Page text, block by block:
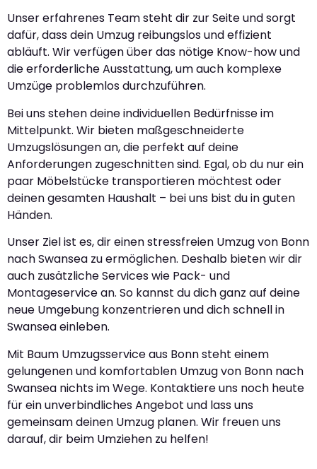
Unser erfahrenes Team steht dir zur Seite und sorgt
dafür, dass dein Umzug reibungslos und effizient
abläuft. Wir verfügen über das nötige Know-how und
die erforderliche Ausstattung, um auch komplexe
Umzüge problemlos durchzuführen.
Bei uns stehen deine individuellen Bedürfnisse im
Mittelpunkt. Wir bieten maßgeschneiderte
Umzugslösungen an, die perfekt auf deine
Anforderungen zugeschnitten sind. Egal, ob du nur ein
paar Möbelstücke transportieren möchtest oder
deinen gesamten Haushalt – bei uns bist du in guten
Händen.
Unser Ziel ist es, dir einen stressfreien Umzug von Bonn
nach Swansea zu ermöglichen. Deshalb bieten wir dir
auch zusätzliche Services wie Pack- und
Montageservice an. So kannst du dich ganz auf deine
neue Umgebung konzentrieren und dich schnell in
Swansea einleben.
Mit Baum Umzugsservice aus Bonn steht einem
gelungenen und komfortablen Umzug von Bonn nach
Swansea nichts im Wege. Kontaktiere uns noch heute
für ein unverbindliches Angebot und lass uns
gemeinsam deinen Umzug planen. Wir freuen uns
darauf, dir beim Umziehen zu helfen!